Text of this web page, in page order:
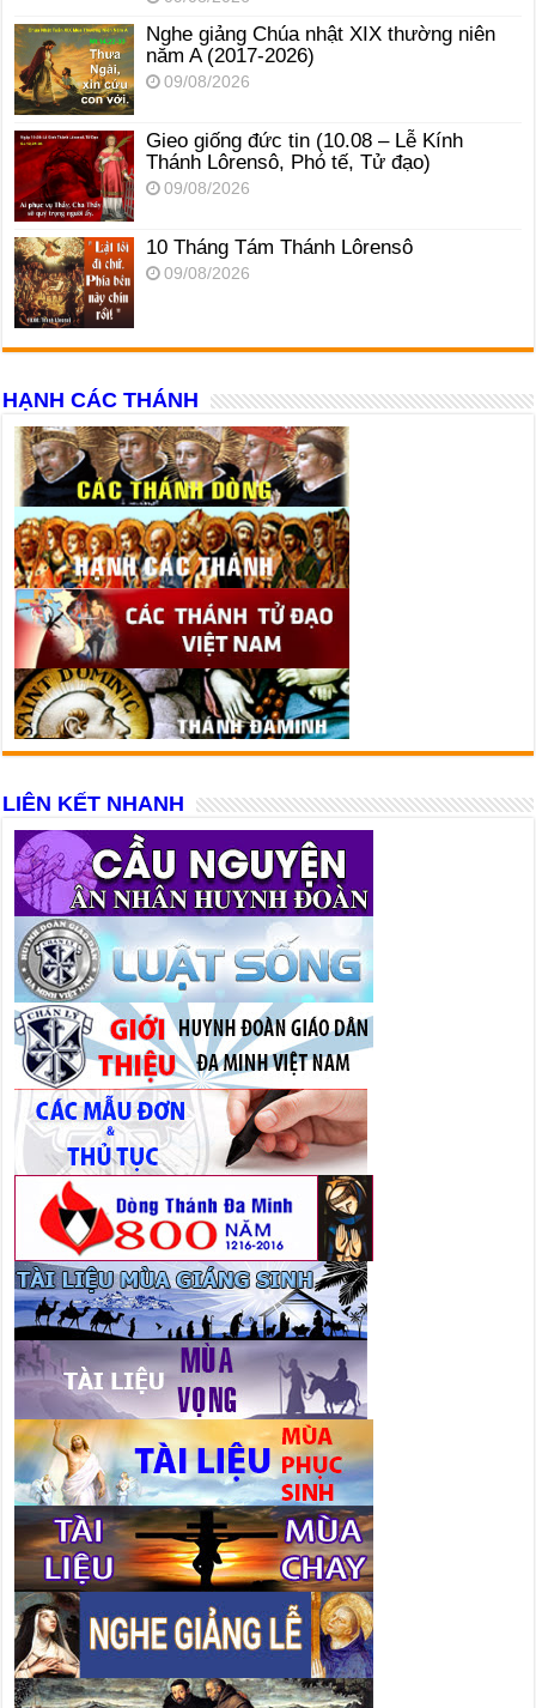
Nghe giảng Chúa nhật XIX thường niên
năm A (2017-2026)
09/08/2026
Gieo giống đức tin (10.08 – Lễ Kính
Thánh Lôrensô, Phó tế, Tử đạo)
09/08/2026
10 Tháng Tám Thánh Lôrensô
09/08/2026
HẠNH CÁC THÁNH
LIÊN KẾT NHANH